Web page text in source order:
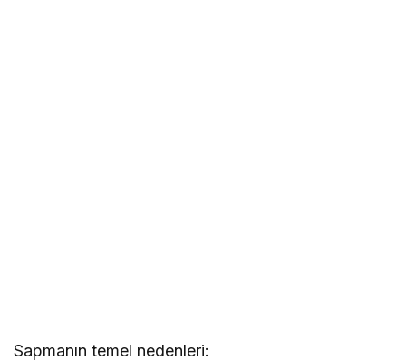
Sapmanın temel nedenleri: